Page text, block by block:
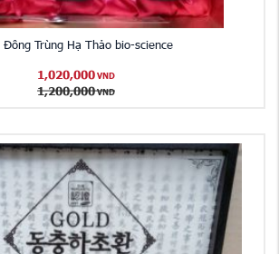
Đông Trùng Hạ Thảo bio-science
1,020,000 VND
1,200,000 VND